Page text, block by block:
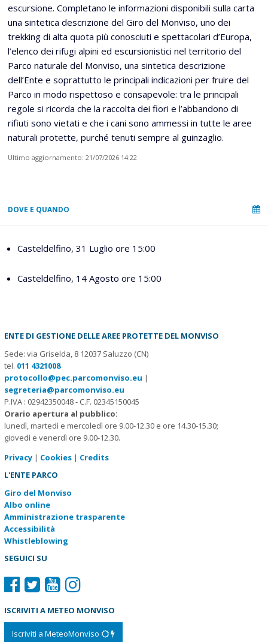
escursione. Completano le informazioni disponibili sulla carta
una sintetica descrizione del Giro del Monviso, uno dei
trekking di alta quota più conosciuti e spettacolari d’Europa,
l’elenco dei rifugi alpini ed escursionistici nel territorio del
Parco naturale del Monviso, una sintetica descrizione
dell’Ente e soprattutto le principali indicazioni per fruire del
Parco in modo rispettoso e consapevole: tra le principali
regole si ricorda che la raccolta dei fiori e l’abbandono di
rifiuti sono vietati e che i cani sono ammessi in tutte le aree
naturali protette, purché tenuti sempre al guinzaglio.
Ultimo aggiornamento: 21/07/2026 14:22
DOVE E QUANDO
Casteldelfino, 31 Luglio ore 15:00
Casteldelfino, 14 Agosto ore 15:00
ENTE DI GESTIONE DELLE AREE PROTETTE DEL MONVISO
Sede: via Griselda, 8 12037 Saluzzo (CN)
tel. 011 4321008
protocollo@pec.parcomonviso.eu |
segreteria@parcomonviso.eu
P.IVA : 02942350048 - C.F. 02345150045
Orario apertura al pubblico:
lunedì, martedì e mercoledì ore 9.00-12.30 e ore 14.30-15.30;
giovedì e venerdì ore 9.00-12.30.
Privacy| Cookies| Credits
L'ENTE PARCO
Giro del Monviso
Albo online
Amministrazione trasparente
Accessibilità
Whistleblowing
SEGUICI SU
ISCRIVITI A METEO MONVISO
Iscriviti a MeteoMonviso